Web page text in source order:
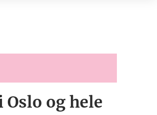
Oslo og hele